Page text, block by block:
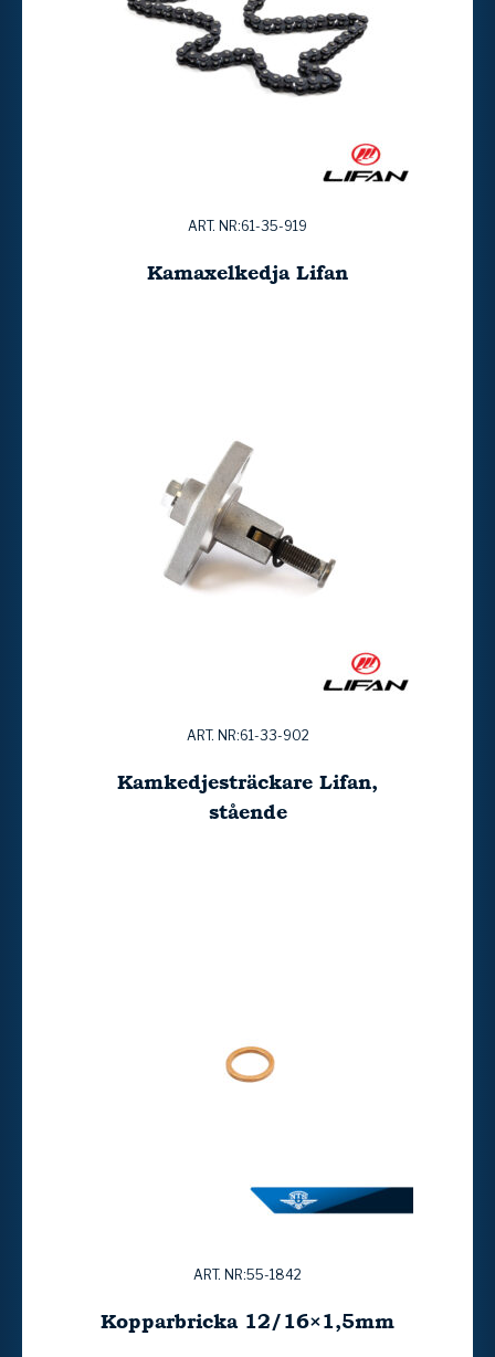
ART. NR:61-35-919
Kamaxelkedja Lifan
ART. NR:61-33-902
Kamkedjesträckare Lifan,
stående
ART. NR:55-1842
Kopparbricka 12/16×1,5mm